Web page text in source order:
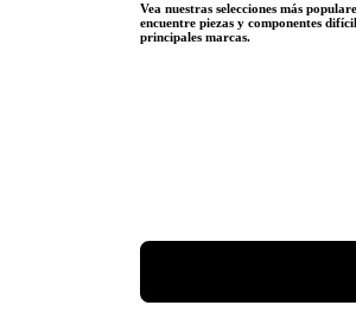
Vea nuestras selecciones más
encuentre piezas y componentes
principales marcas.